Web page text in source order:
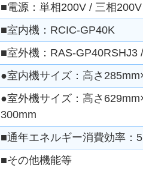
■電源：単相200V / 三相200V
■室内機：RCIC-GP40K
■室外機：RAS-GP40RSHJ3
●室内機サイズ：高さ
●室外機サイズ：高さ
300mm
■通年エネルギー消費効率：
■その他機能等